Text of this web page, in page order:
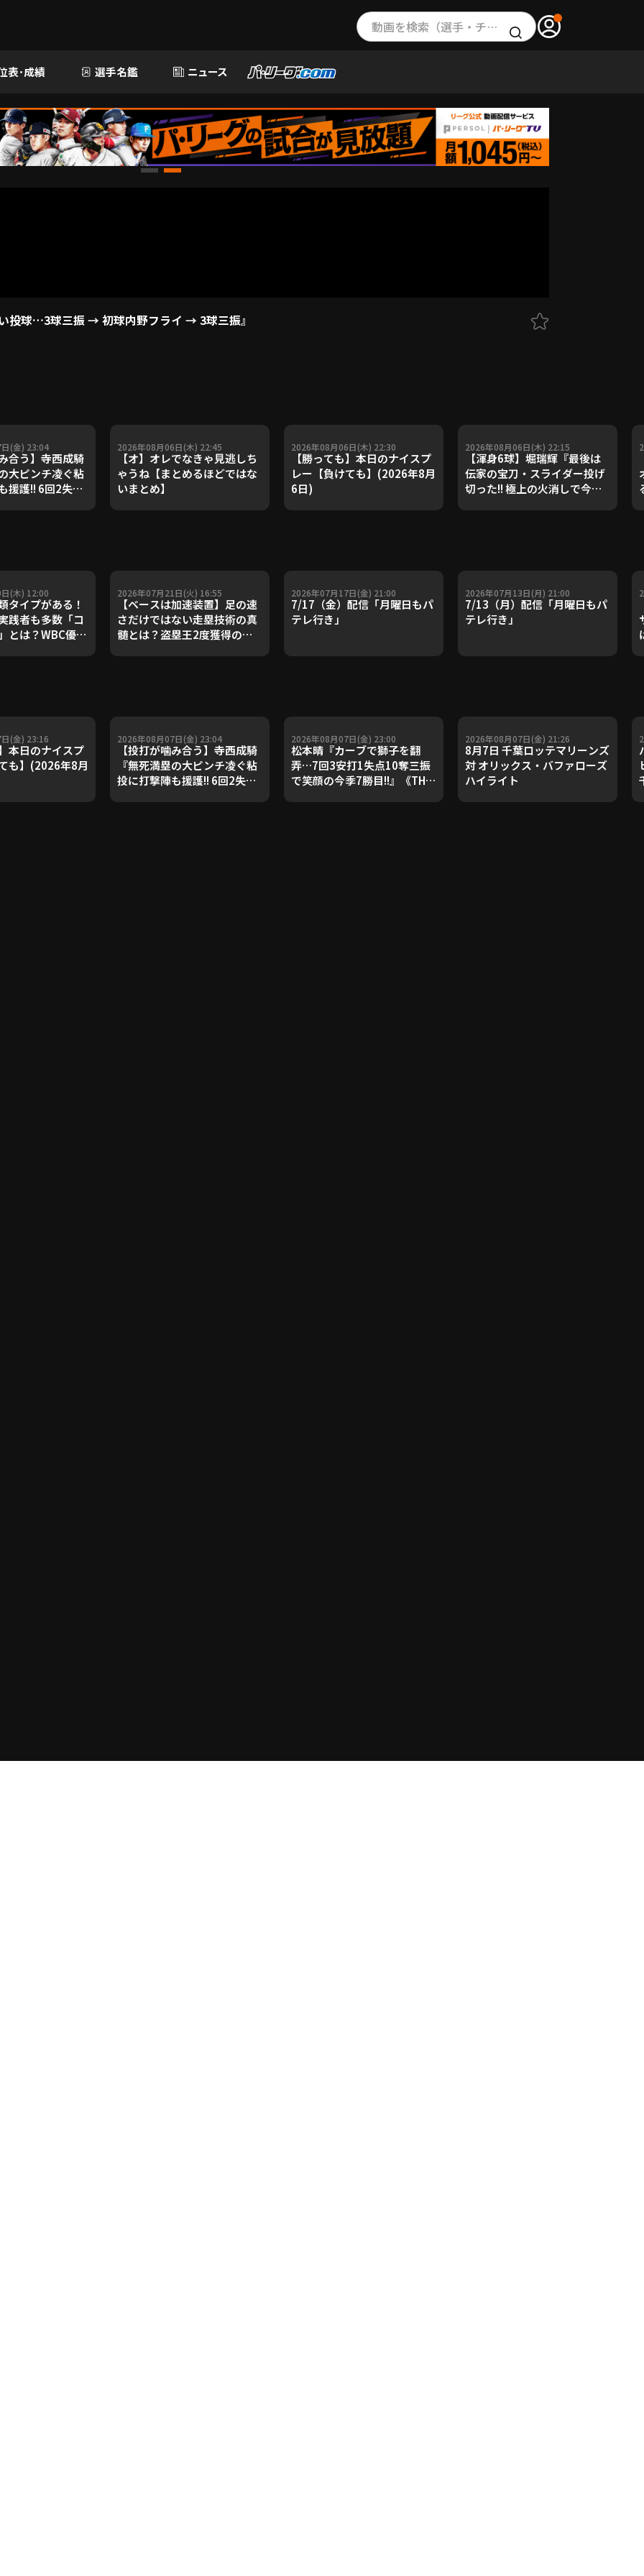
動画を検索（選手・チーム・プレー内容…）
表･成績 選手名鑑 ニュース
投球…3球三振 → 初球内野フライ → 3球三振』
(金) 23:04
合う】寺西成騎
大ピンチ凌ぐ粘
援護!! 6回2失点
2026年08月06日(木) 22:45
【オ】オレでなきゃ見逃しち
ゃうね【まとめるほどではな
いまとめ】
2026年08月06日(木) 22:30
【勝っても】本日のナイスプ
レー【負けても】(2026年8月
6日)
2026年08月06日(木) 22:15
【渾身6球】堀瑞輝『最後は
伝家の宝刀・スライダー投げ
切った!! 極上の火消しで今季3
(木) 12:00
タイプがある！
践者も多数「コ
とは？WBC優勝
2026年07月21日(火) 16:55
【ベースは加速装置】足の速
さだけではない走塁技術の真
髄とは？盗塁王2度獲得の金
2026年07月17日(金) 21:00
7/17（金）配信「月曜日もパ
テレ行き」
2026年07月13日(月) 21:00
7/13（月）配信「月曜日もパ
テレ行き」
(金) 23:16
本日のナイスプ
も】(2026年8月
2026年08月07日(金) 23:04
【投打が噛み合う】寺西成騎
『無死満塁の大ピンチ凌ぐ粘
投に打撃陣も援護!! 6回2失点
2026年08月07日(金) 23:00
松本晴『カーブで獅子を翻
弄…7回3安打1失点10奪三振
で笑顔の今季7勝目!!』《THE
2026年08月07日(金) 21:26
8月7日 千葉ロッテマリーンズ
対 オリックス・バファローズ
ハイライト